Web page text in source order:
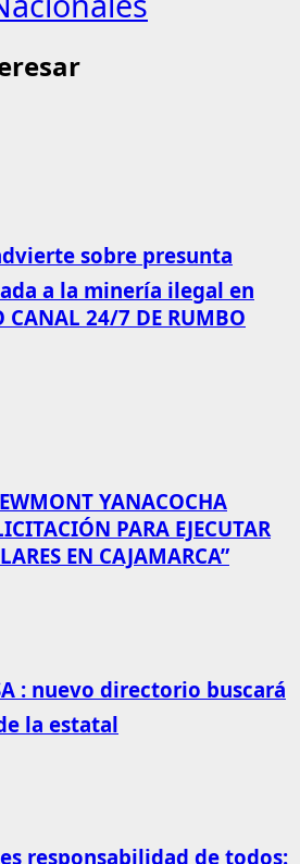
sobre presunta
a la minería ilegal en
CANAL 24/7 DE RUMBO
YANACOCHA
PARA EJECUTAR
EN CAJAMARCA”
: nuevo directorio buscará
la estatal
responsabilidad de todos: